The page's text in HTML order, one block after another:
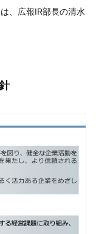
、広報IR部長の清水